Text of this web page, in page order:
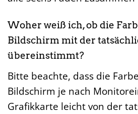
Woher weiß ich, ob die
Bildschirm mit der
übereinstimmt?
Bitte beachte, dass die
Bildschirm je nach
Grafikkarte leicht von der